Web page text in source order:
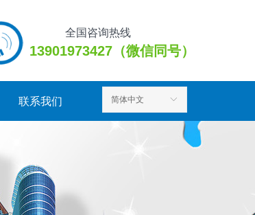
联系我们 ꀅ
简体中文
13901973427（微信同号）
全国咨询热线